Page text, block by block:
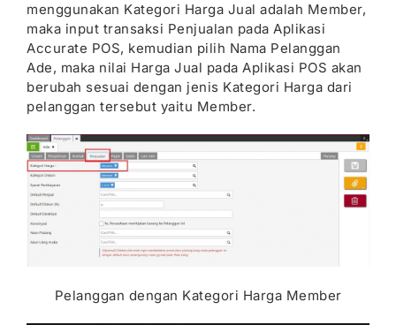
menggunakan Kategori Harga Jual adalah Member,
maka input transaksi Penjualan pada Aplikasi
Accurate POS, kemudian pilih Nama Pelanggan
Ade, maka nilai Harga Jual pada Aplikasi POS akan
berubah sesuai dengan jenis Kategori Harga dari
pelanggan tersebut yaitu Member.
Pelanggan dengan Kategori Harga Member